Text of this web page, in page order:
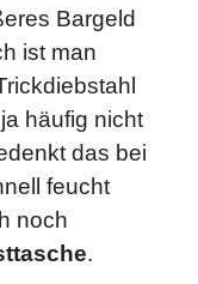
Bargeld
ist man
häufig nicht
das bei
feucht
noch
.